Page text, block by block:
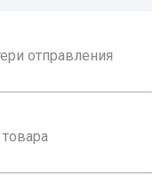
отправления